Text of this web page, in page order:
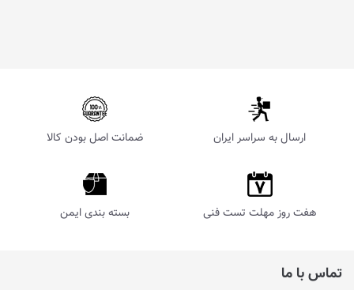
ارسال به سراسر ایران ضمانت اصل بودن کالا
هفت روز مهلت تست فنی بسته بندی ایمن
تماس با ما